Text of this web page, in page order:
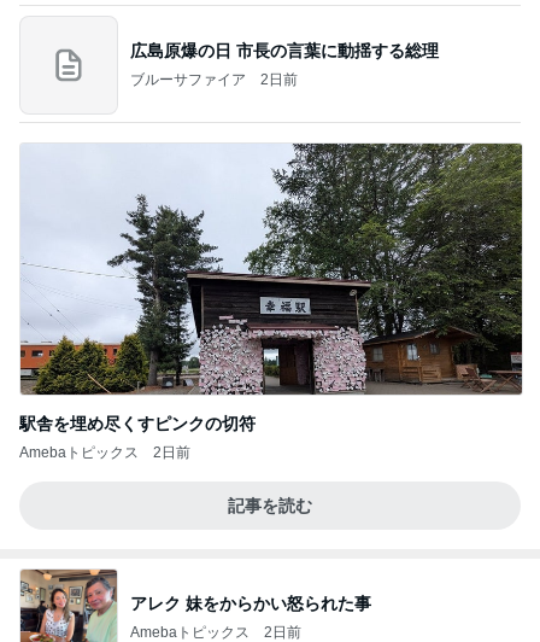
広島原爆の日 市長の言葉に動揺する総理
ブルーサファイア 2日前
駅舎を埋め尽くすピンクの切符
Amebaトピックス 2日前
記事を読む
アレク 妹をからかい怒られた事
Amebaトピックス 2日前